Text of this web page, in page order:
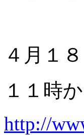
４月１
１１時
http://